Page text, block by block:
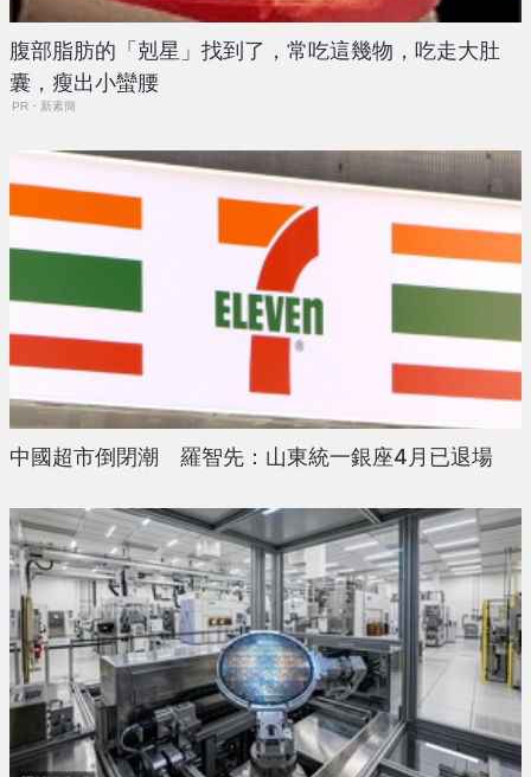
腹部脂肪的「剋星」找到了，常吃這幾物，吃走大肚
囊，瘦出小蠻腰
PR・新素簡
中國超市倒閉潮 羅智先：山東統一銀座4月已退場